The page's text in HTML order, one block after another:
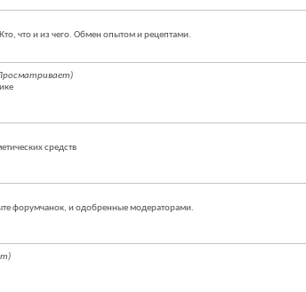
что и из чего. Обмен опытом и рецептами.
средств
форумчанок, и одобренные модераторами.